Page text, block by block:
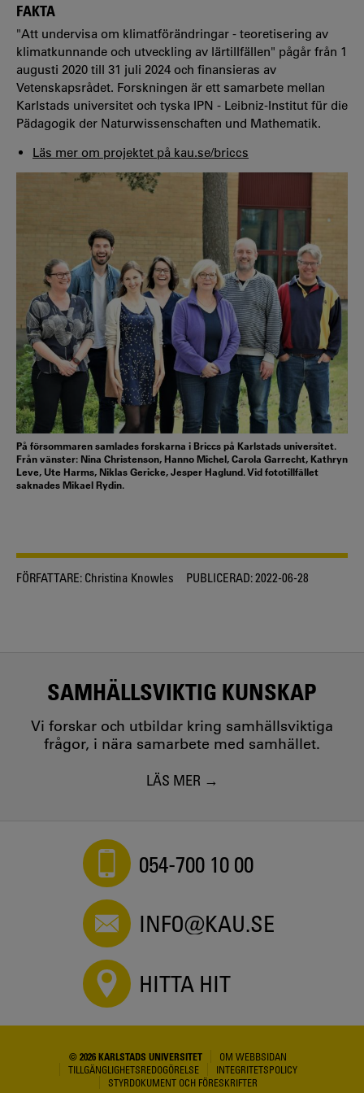
FAKTA
"Att undervisa om klimatförändringar - teoretisering av
klimatkunnande och utveckling av lärtillfällen" pågår från 1
augusti 2020 till 31 juli 2024 och finansieras av
Vetenskapsrådet. Forskningen är ett samarbete mellan
Karlstads universitet och tyska IPN - Leibniz-Institut für die
Pädagogik der Naturwissenschaften und Mathematik.
Läs mer om projektet på kau.se/briccs
På försommaren samlades forskarna i Briccs på Karlstads universitet.
Från vänster: Nina Christenson, Hanno Michel, Carola Garrecht, Kathryn
Leve, Ute Harms, Niklas Gericke, Jesper Haglund. Vid fototillfället
saknades Mikael Rydin.
FÖRFATTARE: Christina Knowles PUBLICERAD:2022-06-28
SAMHÄLLSVIKTIG KUNSKAP
Vi forskar och utbildar kring samhällsviktiga
frågor, i nära samarbete med samhället.
LÄS MER
054-700 10 00
INFO@KAU.SE
HITTA HIT
© 2026 KARLSTADS UNIVERSITET
OM WEBBSIDAN
TILLGÄNGLIGHETSREDOGÖRELSE
INTEGRITETSPOLICY
STYRDOKUMENT OCH FÖRESKRIFTER